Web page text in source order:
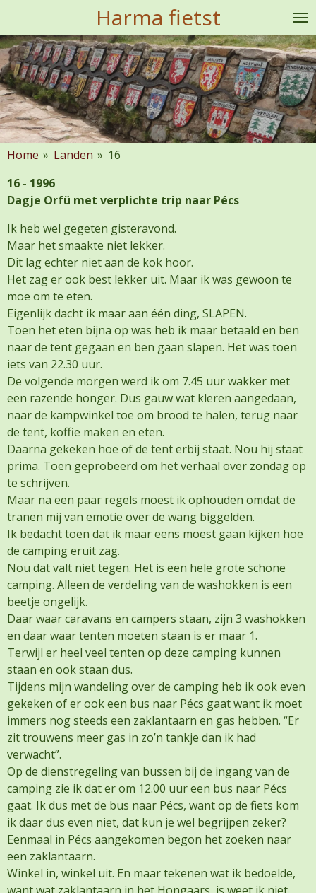
naar
de
hoofdinhoud
Harma fietst
Home » Landen » 16
16 - 1996
Dagje Orfü met verplichte trip naar Pécs
Ik heb wel gegeten gisteravond.
Maar het smaakte niet lekker.
Dit lag echter niet aan de kok hoor.
Het zag er ook best lekker uit. Maar ik was gewoon te
moe om te eten.
Eigenlijk dacht ik maar aan één ding, SLAPEN.
Toen het eten bijna op was heb ik maar betaald en ben
naar de tent gegaan en ben gaan slapen. Het was toen
iets van 22.30 uur.
De volgende morgen werd ik om 7.45 uur wakker met
een razende honger. Dus gauw wat kleren aangedaan,
naar de kampwinkel toe om brood te halen, terug naar
de tent, koffie maken en eten.
Daarna gekeken hoe of de tent erbij staat. Nou hij staat
prima. Toen geprobeerd om het verhaal over zondag op
te schrijven.
Maar na een paar regels moest ik ophouden omdat de
tranen mij van emotie over de wang biggelden.
Ik bedacht toen dat ik maar eens moest gaan kijken hoe
de camping eruit zag.
Nou dat valt niet tegen. Het is een hele grote schone
camping. Alleen de verdeling van de washokken is een
beetje ongelijk.
Daar waar caravans en campers staan, zijn 3 washokken
en daar waar tenten moeten staan is er maar 1.
Terwijl er heel veel tenten op deze camping kunnen
staan en ook staan dus.
Tijdens mijn wandeling over de camping heb ik ook even
gekeken of er ook een bus naar Pécs gaat want ik moet
immers nog steeds een zaklantaarn en gas hebben. “Er
zit trouwens meer gas in zo’n tankje dan ik had
verwacht”.
Op de dienstregeling van bussen bij de ingang van de
camping zie ik dat er om 12.00 uur een bus naar Pécs
gaat. Ik dus met de bus naar Pécs, want op de fiets kom
ik daar dus even niet, dat kun je wel begrijpen zeker?
Eenmaal in Pécs aangekomen begon het zoeken naar
een zaklantaarn.
Winkel in, winkel uit. En maar tekenen wat ik bedoelde,